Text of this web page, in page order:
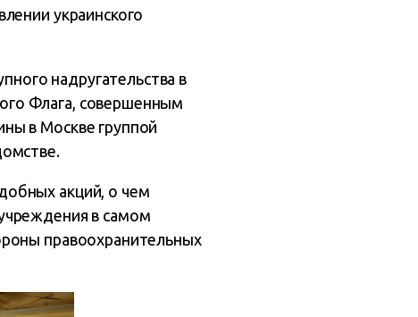
украинского
надругательства в
Флага, совершенным
в Москве группой
акций, о чем
в самом
правоохранительных